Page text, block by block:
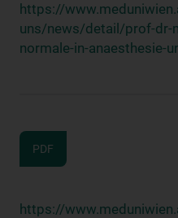
https://
uns/news/detail/prof-dr-
normale-in-anaesthesie-
PDF
https://